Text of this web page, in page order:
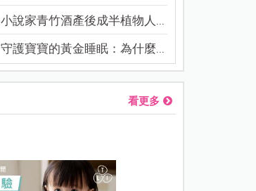
小說家青竹酒產後成半植物人...
守護寶寶的黃金睡眠：為什麼...
看更多